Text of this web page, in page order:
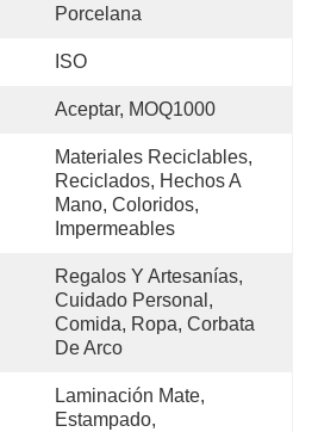
Porcelana
ISO
Aceptar, MOQ1000
Materiales Reciclables,
Reciclados, Hechos A
Mano, Coloridos,
Impermeables
Regalos Y Artesanías,
Cuidado Personal,
Comida, Ropa, Corbata
De Arco
Laminación Mate,
Estampado,